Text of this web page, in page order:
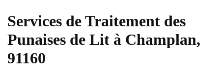
Services de Traitement des
Punaises de Lit à Champlan,
91160